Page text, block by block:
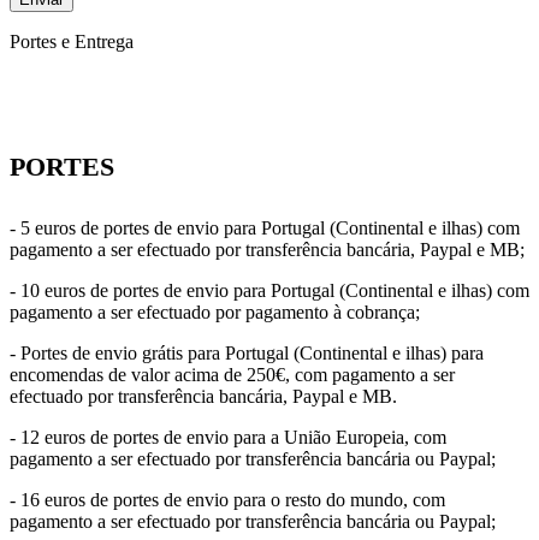
Portes e Entrega
PORTES
- 5 euros de portes de envio para Portugal (Continental e ilhas) com
pagamento a ser efectuado por transferência bancária, Paypal e MB;
- 10 euros de portes de envio para Portugal (Continental e ilhas) com
pagamento a ser efectuado por pagamento à cobrança;
- Portes de envio grátis para Portugal (Continental e ilhas) para
encomendas de valor acima de 250€, com pagamento a ser
efectuado por transferência bancária, Paypal e MB.
- 12 euros de portes de envio para a União Europeia, com
pagamento a ser efectuado por transferência bancária ou Paypal;
- 16 euros de portes de envio para o resto do mundo, com
pagamento a ser efectuado por transferência bancária ou Paypal;